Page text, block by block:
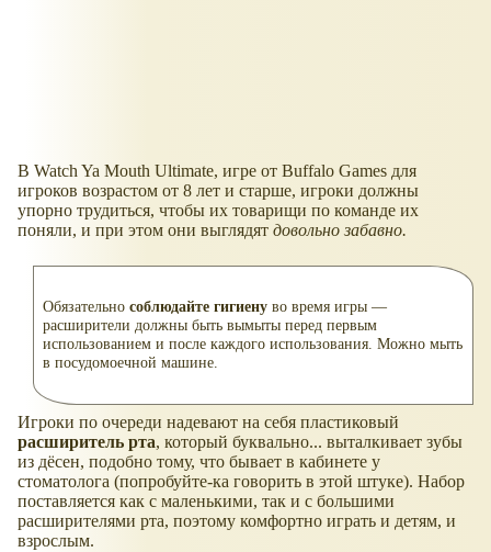
В Watch Ya Mouth Ultimate, игре от Buffalo Games для
игроков возрастом от 8 лет и старше, игроки должны
упорно трудиться, чтобы их товарищи по команде их
поняли, и при этом они выглядят довольно забавно.
Обязательно соблюдайте гигиенуво время игры —
расширители должны быть вымыты перед первым
использованием и после каждого использования. Можно мыть
в посудомоечной машине.
Игроки по очереди надевают на себя пластиковый
расширитель рта, который буквально... выталкивает зубы
из дёсен, подобно тому, что бывает в кабинете у
стоматолога (попробуйте-ка говорить в этой штуке). Набор
поставляется как с маленькими, так и с большими
расширителями рта, поэтому комфортно играть и детям, и
взрослым.